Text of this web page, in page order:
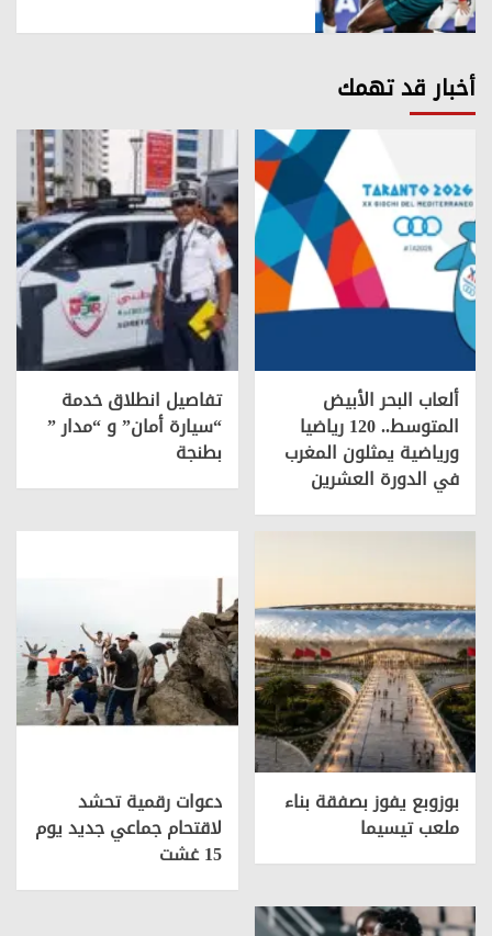
أخبار قد تهمك
ألعاب البحر الأبيض
المتوسط.. 120 رياضيا
ورياضية يمثلون المغرب
في الدورة العشرين
تفاصيل انطلاق خدمة
“سيارة أمان” و “مدار ”
بطنجة
بوزوبع يفوز بصفقة بناء
ملعب تيسيما
دعوات رقمية تحشد
لاقتحام جماعي جديد يوم
15 غشت